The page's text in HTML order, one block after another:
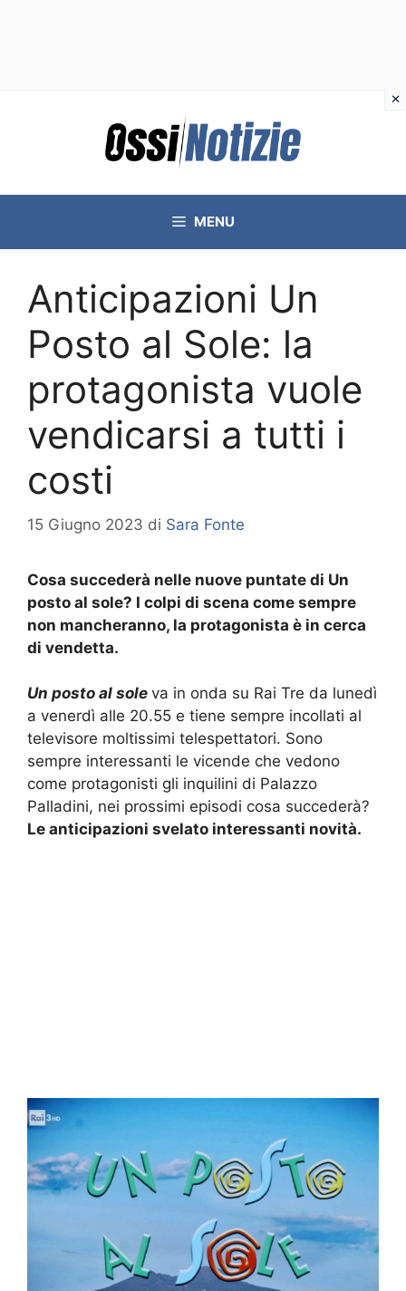
MENU
Anticipazioni Un
Posto al Sole: la
protagonista vuole
vendicarsi a tutti i
costi
15 Giugno 2023 di Sara Fonte
Cosa succederà nelle nuove puntate di Un
posto al sole? I colpi di scena come sempre
non mancheranno, la protagonista è in cerca
di vendetta.
Un posto al sole va in onda su Rai Tre da lunedì
a venerdì alle 20.55 e tiene sempre incollati al
televisore moltissimi telespettatori. Sono
sempre interessanti le vicende che vedono
come protagonisti gli inquilini di Palazzo
Palladini, nei prossimi episodi cosa succederà?
Le anticipazioni svelato interessanti novità.